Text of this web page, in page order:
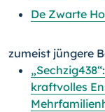
De Zwarte
zumeist jüngere
kraftvolles